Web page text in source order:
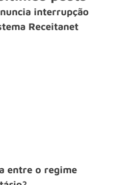
interrupção
Receitanet
entre o regime